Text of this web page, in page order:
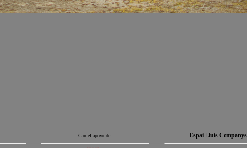
Con el apoyo de: Espai Lluís Companys